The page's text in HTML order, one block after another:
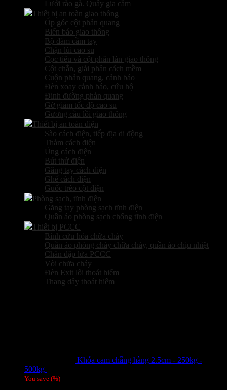
Lưới rào gà. Quây gia cầm
Thiết bị an toàn giao thông
Ốp góc cột phản quang
Biển báo giao thông
Bộ đàm cầm tay
Chặn lùi cao su
Cọc tiêu và cột phân làn giao thông
Cột chắn, giải phân cách mềm
Cuộn phản quang, cảnh báo
Đèn xoay cảnh báo, cứu hộ
Đinh đường phản quang
Gờ giảm tốc độ cao su
Gương cầu lồi giao thông
Thiết bị an toàn điện
Sào cách điện, tiếp địa di động
Thảm cách điện
Ủng cách điện
Bút thử điện
Găng tay cách điện
Ghế cách điện
Guốc trèo cột điện
Phòng sạch, tĩnh điện
Găng tay phòng sạch tĩnh điện
Quần áo phòng sạch chống tĩnh điện
Thiết bị PCCC
Bình cứu hỏa chữa cháy
Quần áo phòng cháy chữa cháy, quần áo chịu nhiệt
Chăn dập lửa PCCC
Vòi chữa cháy
Đèn Exit lối thoát hiểm
Thang dây thoát hiểm
Khóa cam chằng hàng 2.5cm - 250kg -
500kg
You save (%)